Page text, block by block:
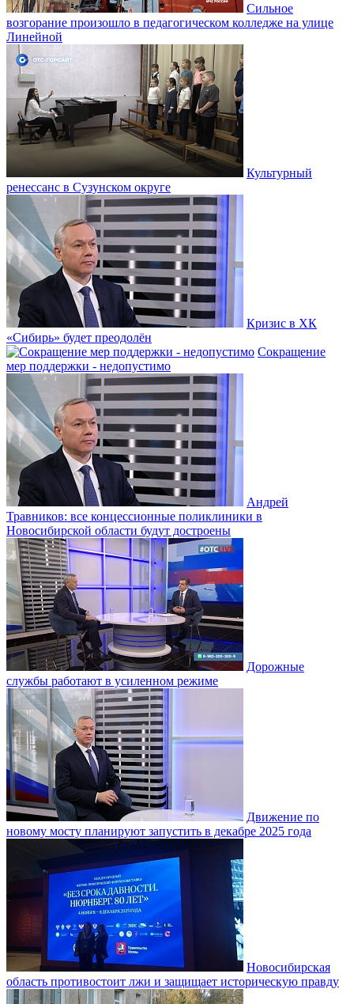
Сильное
возгорание произошло в педагогическом колледже на улице
Линейной
Культурный
ренессанс в Сузунском округе
Кризис в ХК
«Сибирь» будет преодолён
Сокращение
мер поддержки - недопустимо
Андрей
Травников: все концессионные поликлиники в
Новосибирской области будут достроены
Дорожные
службы работают в усиленном режиме
Движение по
новому мосту планируют запустить в декабре 2025 года
Новосибирская
область противостоит лжи и защищает историческую правду